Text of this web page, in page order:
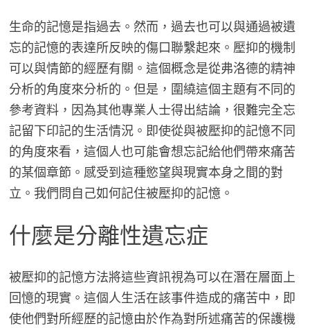
生命的記憶是指過去。然而，過去也可以與通過被遺
忘的記憶的表達所反映的傷口聯繫起來。壓抑的機制
可以與情節的經歷有關。這個概念是從弗洛德的精神
分析的角度來分析的。但是，圍繞這個主題有不同的
參考資料，因為其他專業人士得出結論，很難完全忘
記留下印記的生活情況。即使從與被壓抑的記憶不同
的角度來看，這個人也可能會想忘記給他們帶來痛苦
的某個章節。感受到這種慾望與現實本身之間的對
立。我們問自己如何記住被壓抑的記憶。
什麼是分離性遺忘症
被壓抑的記憶方法將這些資訊視為可以在潛在層面上
回憶的現實。這個人生活在該事件造成的痛苦中，即
使他們對所經歷的記憶由於作為對所述痛苦的保護機